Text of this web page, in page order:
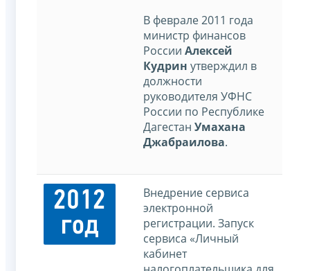
В феврале 2011 года
министр финансов
России Алексей
Кудрин утверждил в
должности
руководителя УФНС
России по Республике
Дагестан Умахана
Джабраилова.
2012
год
Внедрение сервиса
электронной
регистрации. Запуск
сервиса «Личный
кабинет